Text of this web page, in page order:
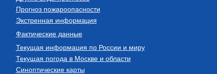
Прогноз пожароопасности
Экстренная информация
Фактические данные
Текущая информация по России и миру
Текущая погода в Москве и области
Синоптические карты